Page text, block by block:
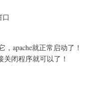
办
法
口
apache就正常启动了！
闭程序就可以了！